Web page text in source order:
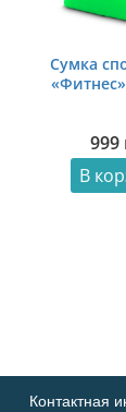
Сумка
999
В
Контактная